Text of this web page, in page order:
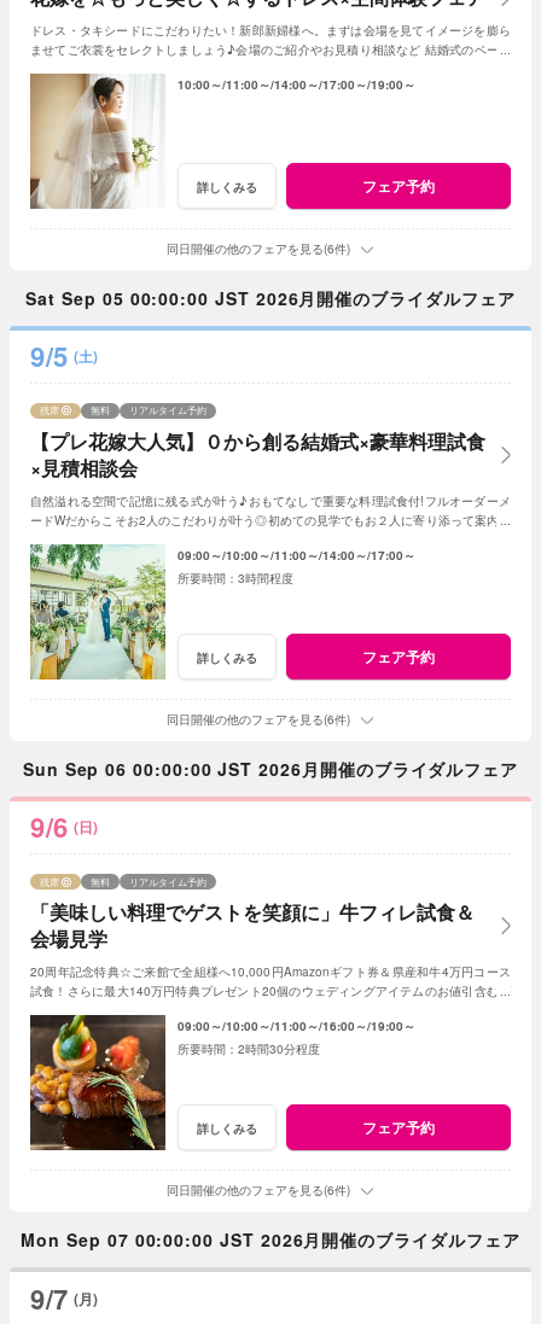
ドレス・タキシードにこだわりたい！新郎新婦様へ。まずは会場を見てイメージを膨ら
ませてご衣裳をセレクトしましょう♪会場のご紹介やお見積り相談など 結婚式のベース
10:00～ 11:00～ 14:00～ 17:00～ 19:00～
詳しくみる フェア予約
同日開催の他のフェアを見る(6件)
Sat Sep 05 00:00:00 JST 2026月開催のブライダルフェア
9/5 (土)
【プレ花嫁大人気】０から創る結婚式×豪華料理試食
×見積相談会
残席 無料 リアルタイム予約
自然溢れる空間で記憶に残る式が叶う♪おもてなしで重要な料理試食付!フルオーダーメ
ードWだからこそお2人のこだわりが叶う◎初めての見学でもお２人に寄り添って案内さ
09:00～ 10:00～ 11:00～ 14:00～ 17:00～
3時間程度
詳しくみる フェア予約
同日開催の他のフェアを見る(6件)
Sun Sep 06 00:00:00 JST 2026月開催のブライダルフェア
9/6 (日)
「美味しい料理でゲストを笑顔に」牛フィレ試食＆
会場見学
残席 無料 リアルタイム予約
20周年記念特典☆ご来館で全組様へ10,000円Amazonギフト券＆県産和牛4万円コース
試食！さらに最大140万円特典プレゼント20個のウェディングアイテムのお値引含むプ
09:00～ 10:00～ 11:00～ 16:00～ 19:00～
2時間30分程度
詳しくみる フェア予約
同日開催の他のフェアを見る(6件)
Mon Sep 07 00:00:00 JST 2026月開催のブライダルフェア
9/7 (月)